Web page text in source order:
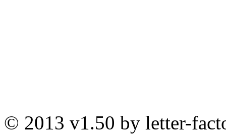
© 2013 v1.50 by letter-